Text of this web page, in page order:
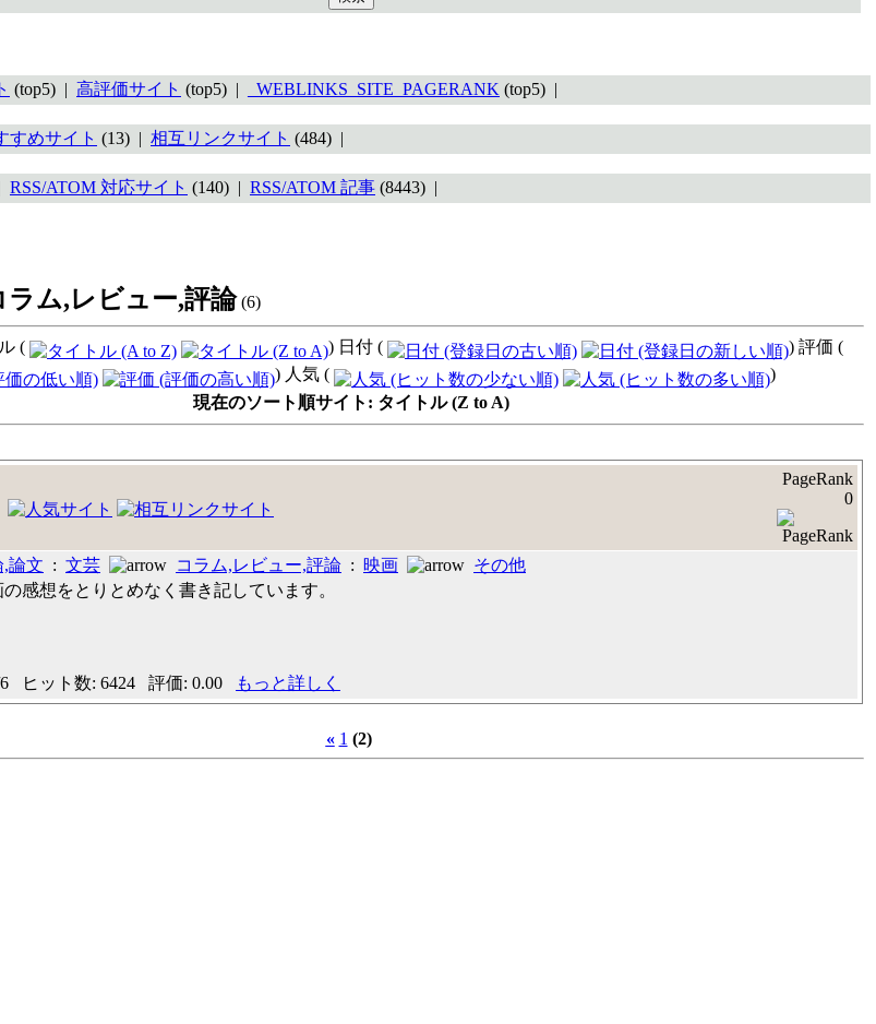
(top5) | 高評価サイト (top5) | _WEBLINKS_SITE_PAGERANK (top5) |
すめサイト (13) | 相互リンクサイト (484) |
RSS/ATOM 対応サイト (140) | RSS/ATOM 記事 (8443) |
ラム,レビュー,評論(6)
( ) 日付 (
) 評価 (
) 人気 (
)
現在のソート順サイト: タイトル (Z to A)
PageRank
0
,論文 : 文芸 コラム,レビュー,評論 : 映画
その他
の感想をとりとめなく書き記しています。
6 ヒット数: 6424 評価: 0.00 もっと詳しく
« 1 (2)